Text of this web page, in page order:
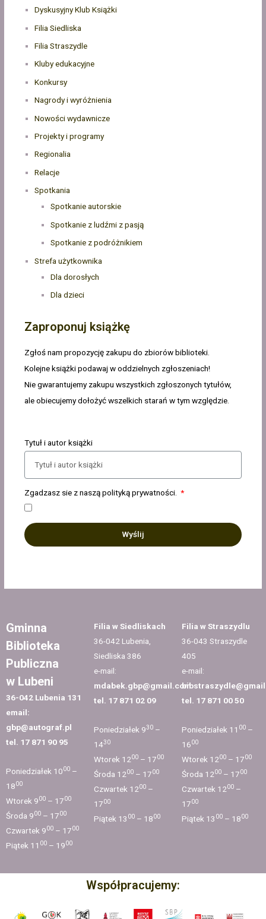
Dyskusyjny Klub Książki
Filia Siedliska
Filia Straszydle
Kluby edukacyjne
Konkursy
Nagrody i wyróżnienia
Nowości wydawnicze
Projekty i programy
Regionalia
Relacje
Spotkania
Spotkanie autorskie
Spotkanie z ludźmi z pasją
Spotkanie z podróżnikiem
Strefa użytkownika
Dla dorosłych
Dla dzieci
Zaproponuj książkę
Zgłoś nam propozycję zakupu do zbiorów biblioteki.
Kolejne książki podawaj w oddzielnych zgłoszeniach!
Nie gwarantujemy zakupu wszystkich zgłoszonych tytułów,
ale obiecujemy dołożyć wszelkich starań w tym względzie.
Tytuł i autor książki
Zgadzasz sie z naszą polityką prywatności.
Wyślij
Gminna
Biblioteka
Publiczna
w Lubeni
36-042 Lubenia 131
email:
gbp@autograf.pl
tel. 17 871 90 95
Poniedziałek 1000 –
1800
Wtorek 900 – 1700
Środa 900 – 1700
Czwartek 900 – 1700
Piątek 11 00 – 1900
Filia w Siedliskach
36-042 Lubenia,
Siedliska 386
e-mail:
mdabek.gbp@gmail.com
tel. 17 871 02 09
Poniedziałek 930–
1430
Wtorek 1200– 1700
Środa 1200– 1700
Czwartek 1200–
1700
Piątek 13 00– 1800
Filia w Straszydlu
36-043 Straszydle
405
e-mail:
tel. 17 871 00 50
Poniedziałek 11 00–
1600
Wtorek 1200– 1700
Środa 1200– 1700
Czwartek 1200–
1700
Piątek 13 00– 1800
Współpracujemy: